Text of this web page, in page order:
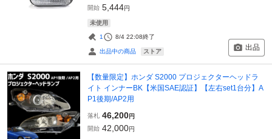
開始 5,444円
未使用
1 8/4 22:08終了
出品中の商品 ストア 出品
【数量限定】ホンダ S2000 プロジェクターヘッドラ
イト インナーBK【米国SAE認証】【左右set1台分】A
P1後期/AP2用
落札 46,200円
開始 42,000円